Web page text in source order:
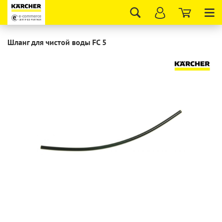
Шланг для чистой воды FC 5